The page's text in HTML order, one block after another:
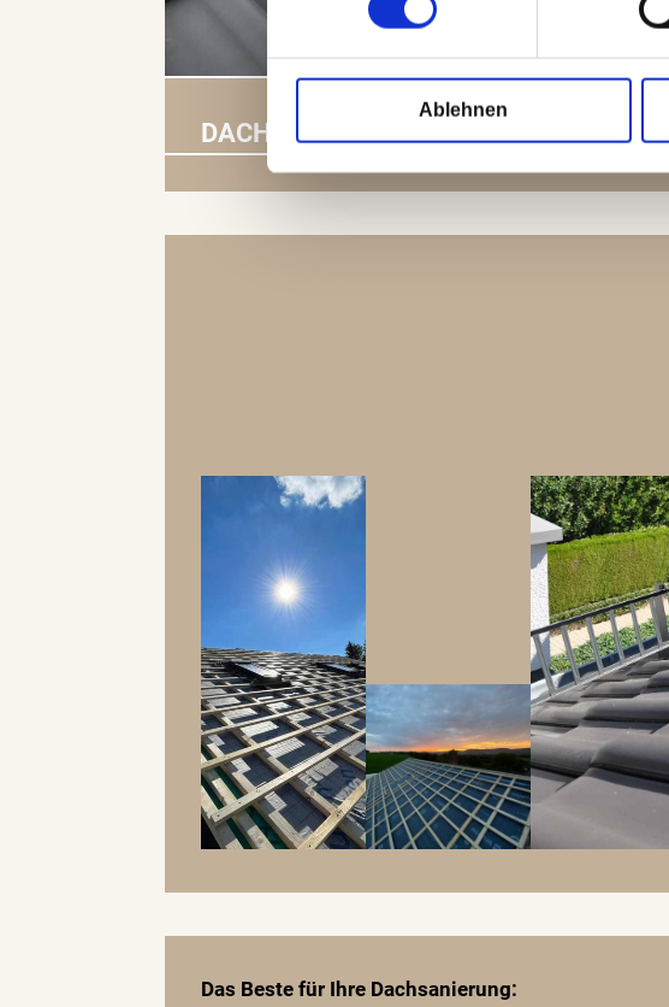
Ablehnen
DACHSANIERUNG
Das Beste für Ihre Dachsanierung: